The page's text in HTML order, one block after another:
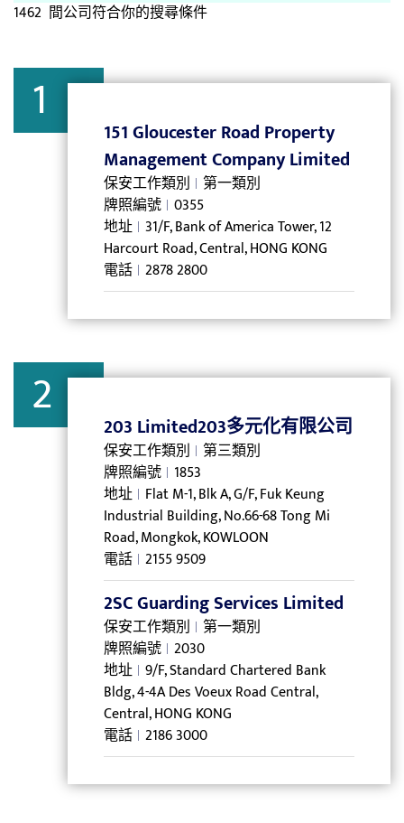
1462 間公司符合你的搜尋條件
1
151 Gloucester Road Property
Management Company Limited
保安工作類別 第一類別
牌照編號 0355
地址 31/F, Bank of America Tower, 12
Harcourt Road, Central, HONG KONG
電話 2878 2800
2 203 Limited203多元化有限公司
保安工作類別 第三類別
牌照編號 1853
地址 Flat M-1, Blk A, G/F, Fuk Keung
Industrial Building, No.66-68 Tong Mi
Road, Mongkok, KOWLOON
電話 2155 9509
2SC Guarding Services Limited
保安工作類別 第一類別
牌照編號 2030
地址 9/F, Standard Chartered Bank
Bldg, 4-4A Des Voeux Road Central,
Central, HONG KONG
電話 2186 3000